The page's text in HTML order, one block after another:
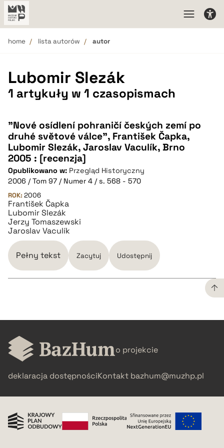
home lista autorów autor
Lubomir Slezák
1 artykuły w 1 czasopismach
"Nové osídlení pohraničí českých zemí po
druhé svĕtové válce", František Čapka,
Lubomir Slezák, Jaroslav Vaculík, Brno
2005 : [recenzja]
Opublikowano w: Przegląd Historyczny
2006 / Tom 97 / Numer 4 / s. 568 - 570
ROK: 2006
František Čapka
Lubomir Slezák
Jerzy Tomaszewski
Jaroslav Vaculík
Pełny tekst Zacytuj Udostępnij
pobierz cytat
pobierz cytat
o projekcie
deklaracja dostępnościKontakt bazhum@muzhp.pl